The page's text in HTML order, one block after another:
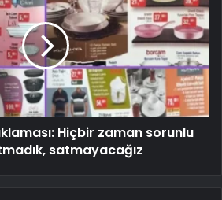
Hiçbir zaman sorunlu
satmayacağız